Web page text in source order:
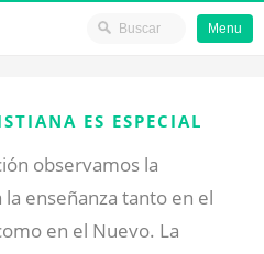
Menu
ES ESPECIAL
observamos la
enseñanza tanto en el
en el Nuevo. La